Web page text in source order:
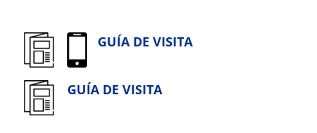
GUÍA DE VISITA
GUÍA DE VISITA